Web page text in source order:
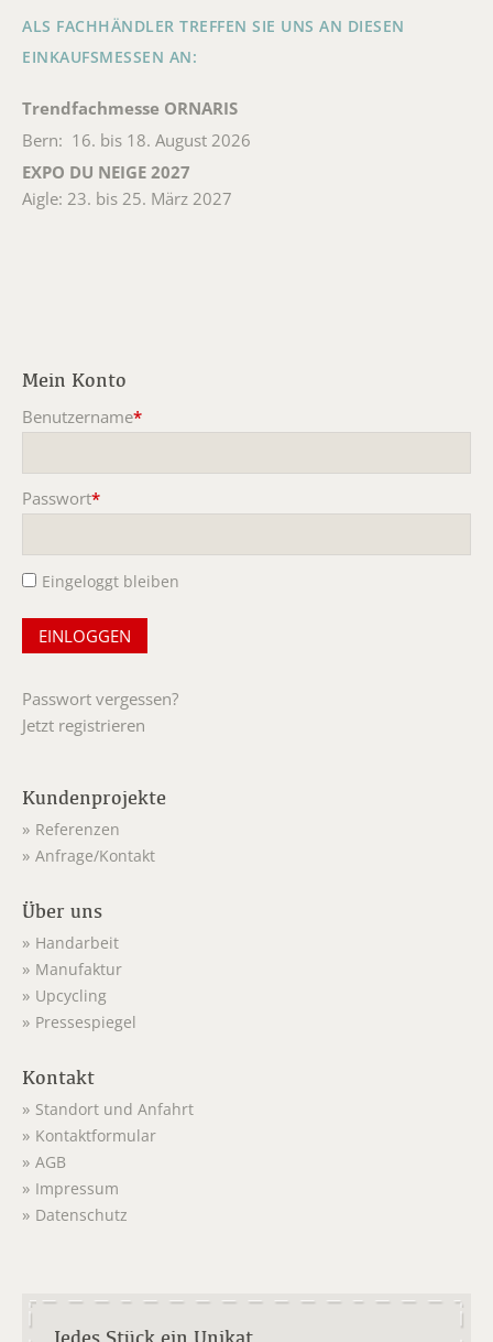
ALS FACHHÄNDLER TREFFEN SIE UNS AN DIESEN
EINKAUFSMESSEN AN:
Trendfachmesse ORNARIS
Bern: 16. bis 18. August 2026
EXPO DU NEIGE 2027
Aigle: 23. bis 25. März 2027
Mein Konto
Benutzername*
Passwort*
Eingeloggt bleiben
Passwort vergessen?
Jetzt registrieren
Kundenprojekte
Referenzen
Anfrage/Kontakt
Über uns
Handarbeit
Manufaktur
Upcycling
Pressespiegel
Kontakt
Standort und Anfahrt
Kontaktformular
AGB
Impressum
Datenschutz